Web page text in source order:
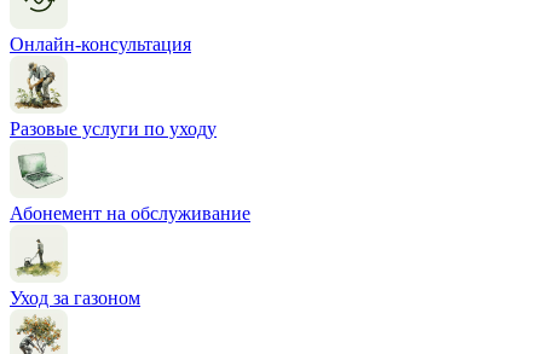
Онлайн-консультация
Разовые услуги по уходу
Абонемент на обслуживание
Уход за газоном